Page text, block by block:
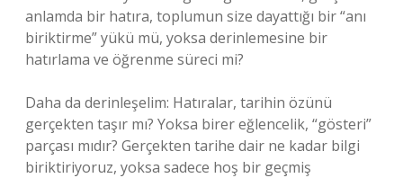
anlamda bir hatıra, toplumun size dayattığı bir “anı
biriktirme” yükü mü, yoksa derinlemesine bir
hatırlama ve öğrenme süreci mi?
Daha da derinleşelim: Hatıralar, tarihin özünü
gerçekten taşır mı? Yoksa birer eğlencelik, “gösteri”
parçası mıdır? Gerçekten tarihe dair ne kadar bilgi
biriktiriyoruz, yoksa sadece hoş bir geçmiş